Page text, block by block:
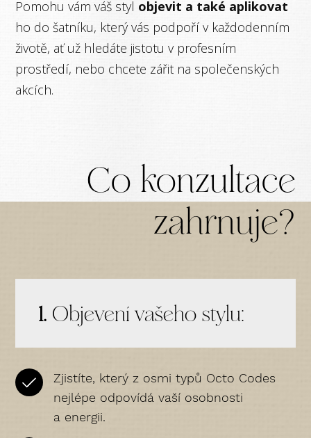
Pomohu vám váš styl objevit a také aplikovat
ho do šatníku, který vás podpoří v každodenním
životě, ať už hledáte jistotu v profesním
prostředí, nebo chcete zářit na společenských
akcích.
Co konzultace
zahrnuje?
1.Objevení vašeho stylu:
Zjistíte, který z osmi typů Octo Codes
nejlépe odpovídá vaší osobnosti
a energii.